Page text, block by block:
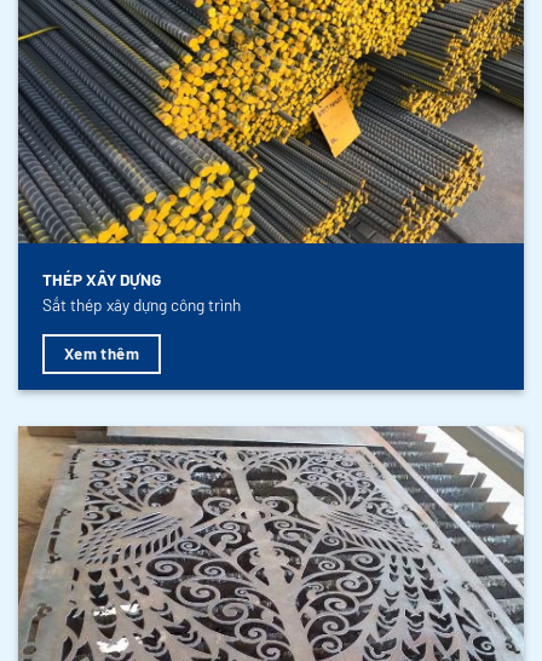
THÉP XÂY DỰNG
Sắt thép xây dựng công trình
Xem thêm